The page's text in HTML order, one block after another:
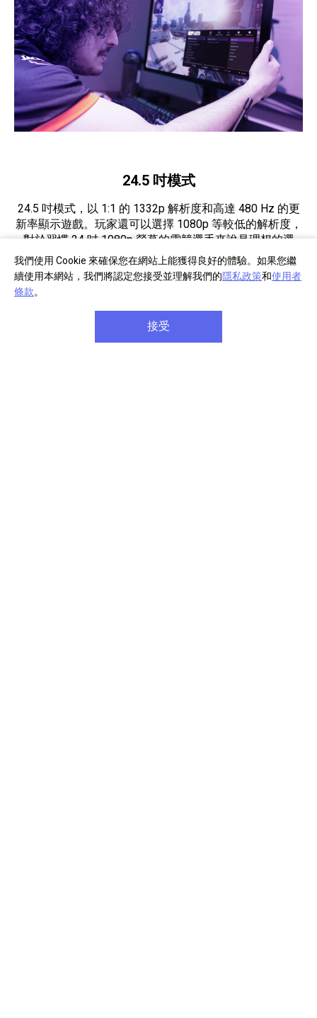
我們使用 Cookie 來確保您在網站上能獲得良好的體驗。如果您繼
續使用本網站，我們將認定您接受並理解我們的隱私政策和使用者
條款。
接受
24.5 吋模式
24.5 吋模式，以 1:1 的 1332p 解析度和高達 480 Hz 的更
新率顯示遊戲。玩家還可以選擇 1080p 等較低的解析度，
對於習慣 24 吋 1080p 螢幕的電競選手來說是理想的選
擇。顯示位置可置中或與底部對齊，完美的黑色邊框區域
則增強了專注度和沉浸感。